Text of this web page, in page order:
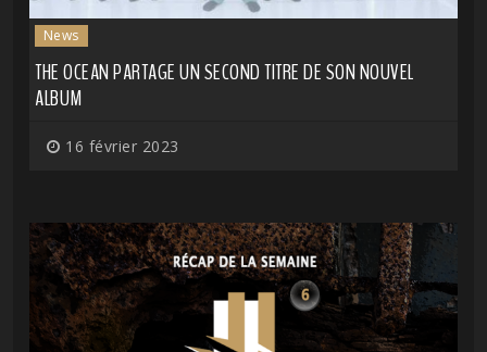
News
THE OCEAN PARTAGE UN SECOND TITRE DE SON NOUVEL
ALBUM
16 février 2023